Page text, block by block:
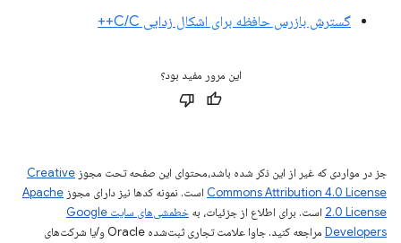
گسترش بازرس حافظه برای اشکال زدایی C/C++
این مرور مفید بود؟
جز در مواردی که غیر از این ذکر شده باشد،‌محتوای این صفحه تحت مجوز Creative
Commons Attribution 4.0 License است. نمونه کدها نیز دارای مجوز Apache
2.0 License است. برای اطلاع از جزئیات، به
خطمشی‌های سایت Google
Developers‏
مراجعه کنید. جاوا علامت تجاری ثبت‌شده Oracle و/یا شرکت‌های